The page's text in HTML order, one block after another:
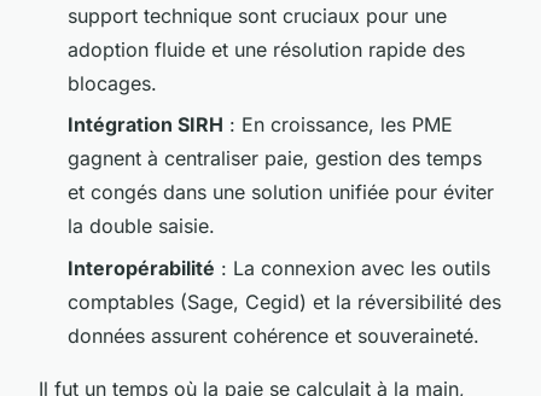
support technique sont cruciaux pour une
adoption fluide et une résolution rapide des
blocages.
Intégration SIRH : En croissance, les PME
gagnent à centraliser paie, gestion des temps
et congés dans une solution unifiée pour éviter
la double saisie.
Interopérabilité : La connexion avec les outils
comptables (Sage, Cegid) et la réversibilité des
données assurent cohérence et souveraineté.
Il fut un temps où la paie se calculait à la main,